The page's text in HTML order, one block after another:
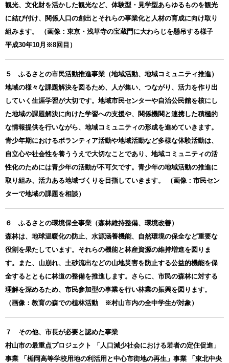
観光、文化財を活かした観光など、体験型・見学型あらゆるものを観光
に結び付け、関係人口の創出とそれらの事業化と人材の育成に向け取り
組みます。 （画像：東京・浅草寺の宝蔵門に大わらじを懸吊する様子
平成30年10月※8回目）
５ ふるさとの市民活動推進事業（地域活動、地域コミュニティ推進）
地域の様々な課題解決を図るため、人が集い、つながり、活力を作り出
していく生涯学習が大切です。地域市民センターや自治公民館を核にし
た地域の課題解決に向けた学習への支援や、関係機関と連携した積極的
な情報提供を行いながら、地域コミュニティの形成を進めていきます。
青少年期におけるボランティア活動や地域活動など多様な体験活動は、
自立心や社会性を養ううえで大切なことであり、地域コミュニティの活
性化のためには青少年の活動が不可欠です。青少年の地域活動の推進に
取り組み、活力ある地域づくりを目指していきます。 （画像：市民セン
ターで地域の課題を相談）
６ ふるさとの環境保全事業（森林維持整備、環境改善）
森林は、地球温暖化の防止、水源涵養機能、自然環境の保全など重要な
役割を果たしています。それらの機能と林産資源の維持増進を図りま
す。また、山崩れ、土砂流出などの山地災害を防止する公益的機能を保
全するとともに林道の整備を推進します。さらに、市民の森林に対する
理解を深めるため、市民参加型の事業を行い林業の振興を図ります。
（画像：教育の森での植林活動 ※村山市内の全中学生が対象）
７ その他、市長が必要と認めた事業
村山市の最重点プロジェクト 「人口減少社会における若者の定住促進」
事業 「楯岡高等学校用地の利活用と中心市街地の再生」事業 「東北中央